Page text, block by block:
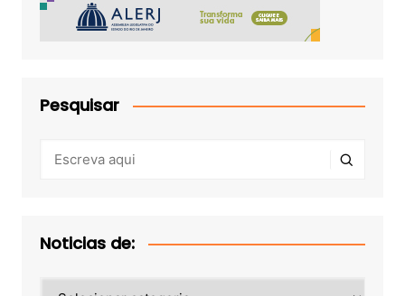
Pesquisar
Noticias de: